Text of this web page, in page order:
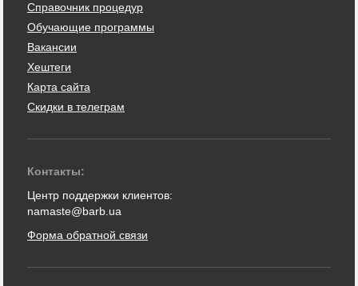
Справочник процедур
Обучающие программы
Вакансии
Хештеги
Карта сайта
Скидки в телеграм
Контакты:
Центр поддержки клиентов:
namaste@barb.ua
Форма обратной связи